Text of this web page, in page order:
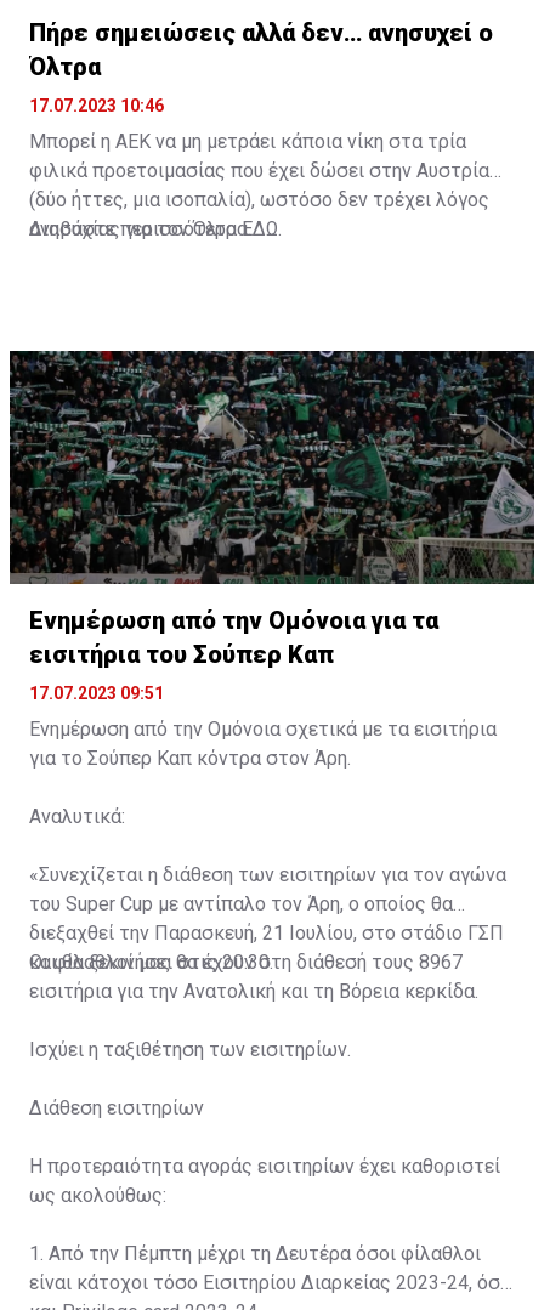
Πήρε σημειώσεις αλλά δεν… ανησυχεί ο
Όλτρα
17.07.2023 10:46
Μπορεί η ΑΕΚ να μη μετράει κάποια νίκη στα τρία
φιλικά προετοιμασίας που έχει δώσει στην Αυστρία
(δύο ήττες, μια ισοπαλία), ωστόσο δεν τρέχει λόγος
ανησυχίας για τον Όλτρα.
Διαβάστε περισσότεραΕΔΩ
Ενημέρωση από την Ομόνοια για τα
εισιτήρια του Σούπερ Καπ
17.07.2023 09:51
Ενημέρωση από την Ομόνοια σχετικά με τα εισιτήρια
για το Σούπερ Καπ κόντρα στον Άρη.
Αναλυτικά:
«Συνεχίζεται η διάθεση των εισιτηρίων για τον αγώνα
του Super Cup με αντίπαλο τον Άρη, ο οποίος θα
διεξαχθεί την Παρασκευή, 21 Ιουλίου, στο στάδιο ΓΣΠ
και θα ξεκινήσει στις 20:30.
Οι φίλαθλοί μας θα έχουν στη διάθεσή τους 8967
εισιτήρια για την Ανατολική και τη Βόρεια κερκίδα.
Ισχύει η ταξιθέτηση των εισιτηρίων.
Διάθεση εισιτηρίων
Η προτεραιότητα αγοράς εισιτηρίων έχει καθοριστεί
ως ακολούθως:
1. Από την Πέμπτη μέχρι τη Δευτέρα όσοι φίλαθλοι
είναι κάτοχοι τόσο Εισιτηρίου Διαρκείας 2023-24, όσο